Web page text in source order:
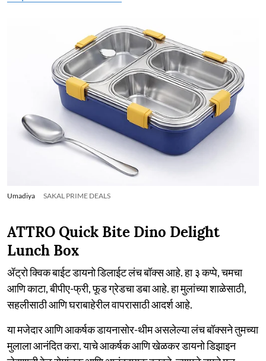
Umadiya SAKAL PRIME DEALS
ATTRO Quick Bite Dino Delight
Lunch Box
ॲट्रो क्विक बाईट डायनो डिलाईट लंच बॉक्स आहे. हा ३ कप्पे, चमचा
आणि काटा, बीपीए-फ्री, फूड ग्रेडचा डबा आहे. हा मुलांच्या शाळेसाठी,
सहलीसाठी आणि घराबाहेरील वापरासाठी आदर्श आहे.
या मजेदार आणि आकर्षक डायनासोर-थीम असलेल्या लंच बॉक्सने तुमच्या
मुलाला आनंदित करा. याचे आकर्षक आणि खेळकर डायनो डिझाइन